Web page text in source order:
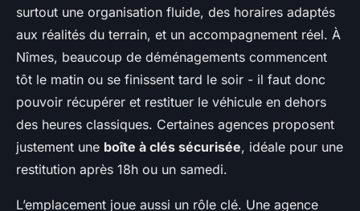
surtout une organisation fluide, des horaires adaptés
aux réalités du terrain, et un accompagnement réel. À
Nîmes, beaucoup de déménagements commencent
tôt le matin ou se finissent tard le soir - il faut donc
pouvoir récupérer et restituer le véhicule en dehors
des heures classiques. Certaines agences proposent
justement une boîte à clés sécurisée, idéale pour une
restitution après 18h ou un samedi.
L’emplacement joue aussi un rôle clé. Une agence